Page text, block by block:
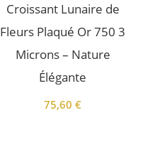
Croissant Lunaire de
Fleurs Plaqué Or 750 3
Microns – Nature
Élégante
75,60€